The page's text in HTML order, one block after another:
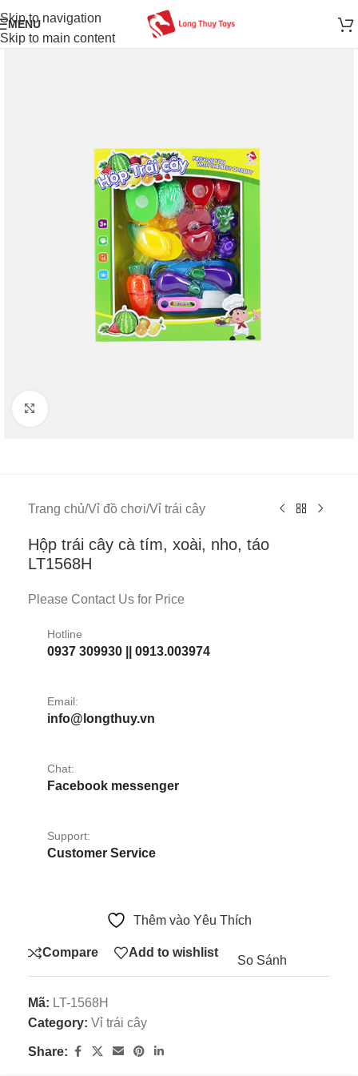
Skip to navigation
Skip to main content
MENU
Trang chủ/Vỉ đồ chơi/Vỉ trái cây
Hộp trái cây cà tím, xoài, nho, táo
LT1568H
Please Contact Us for Price
Hotline
0937 309930 || 0913.003974
Email:
info@longthuy.vn
Chat:
Facebook messenger
Support:
Customer Service
Thêm vào Yêu Thích
Compare Add to wishlist
So Sánh
Mã: LT-1568H
Category: Vỉ trái cây
Share: